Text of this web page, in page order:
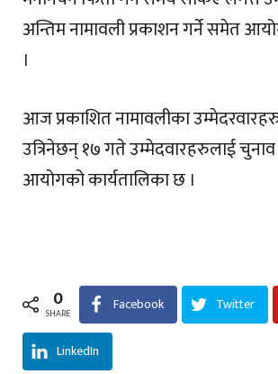
अन्तिम नामावली प्रकाशन गर्ने समेत
।
आज प्रकाशित नामावलीका उम्मेदरवारहरु
उत्रिनेछन् १७ गते उम्मेदवारहरुलाई चुनाव
आयोगको कार्यतालिका छ ।
0
SHARE Facebook Twitter
LinkedIn